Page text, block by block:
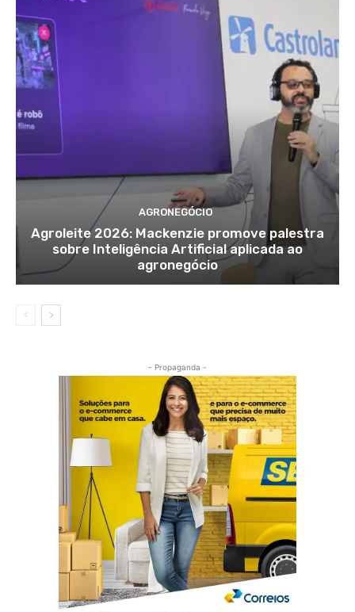
AGRONEGÓCIO
Agroleite 2026: Mackenzie promove palestra
sobre Inteligência Artificial aplicada ao
agronegócio
- Propaganda -